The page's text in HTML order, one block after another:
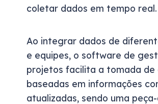
coletar dados em tempo real.
Ao integrar dados de
e equipes, o software de
projetos facilita a tomada de
baseadas em informações
atualizadas, sendo uma